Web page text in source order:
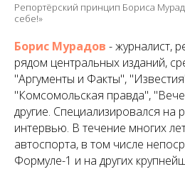
Репортёрский принцип Бориса
себе!»
Борис Мурадов - журналист,
рядом центральных изданий,
"Аргументы и Факты",
"Комсомольская правда",
другие. Специализировался на
интервью. В течение многих
автоспорта, в том числе
Формуле-1 и на других